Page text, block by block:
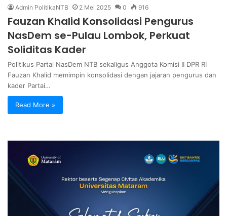
Admin PolitikaNTB 2 Mei 2025 0 916
Fauzan Khalid Konsolidasi Pengurus
NasDem se-Pulau Lombok, Perkuat
Soliditas Kader
Politikus Partai NasDem NTB sekaligus Anggota Komisi II DPR RI
Fauzan Khalid memimpin konsolidasi dengan jajaran pengurus dan
kader Partai…
Read More »